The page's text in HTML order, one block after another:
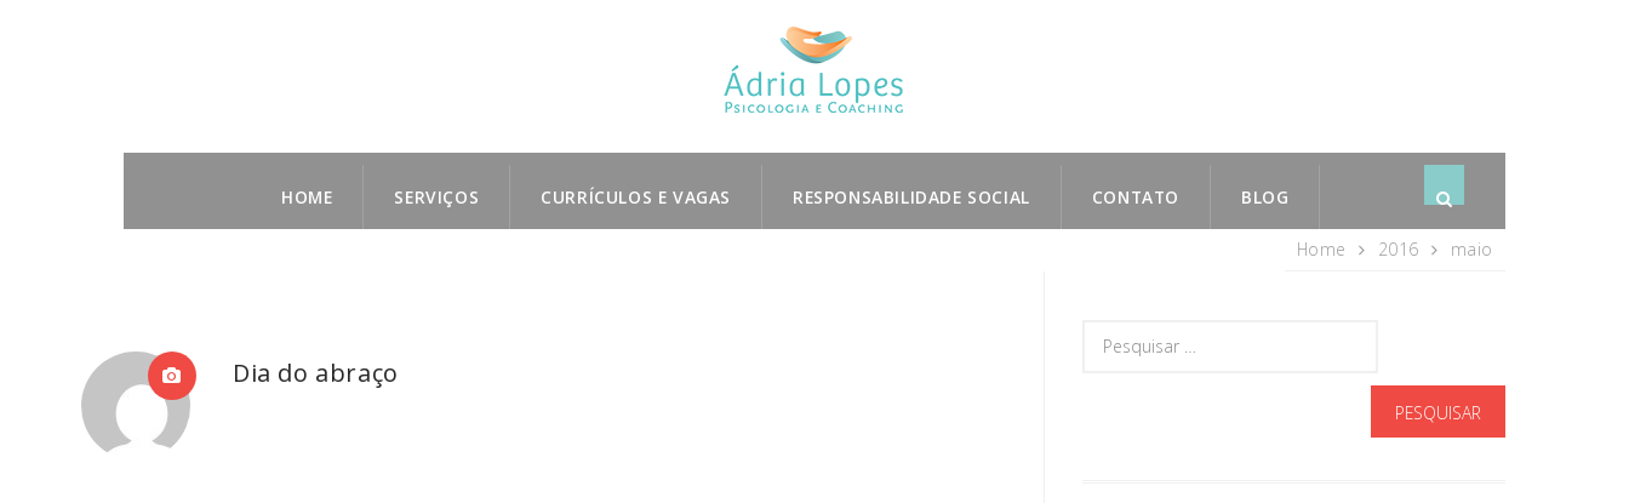
subscribe
HOME SERVIÇOS CURRÍCULOS E VAGAS RESPONSABILIDADE SOCIAL CONTATO BLOG
Home 2016 maio
Dia do abraço